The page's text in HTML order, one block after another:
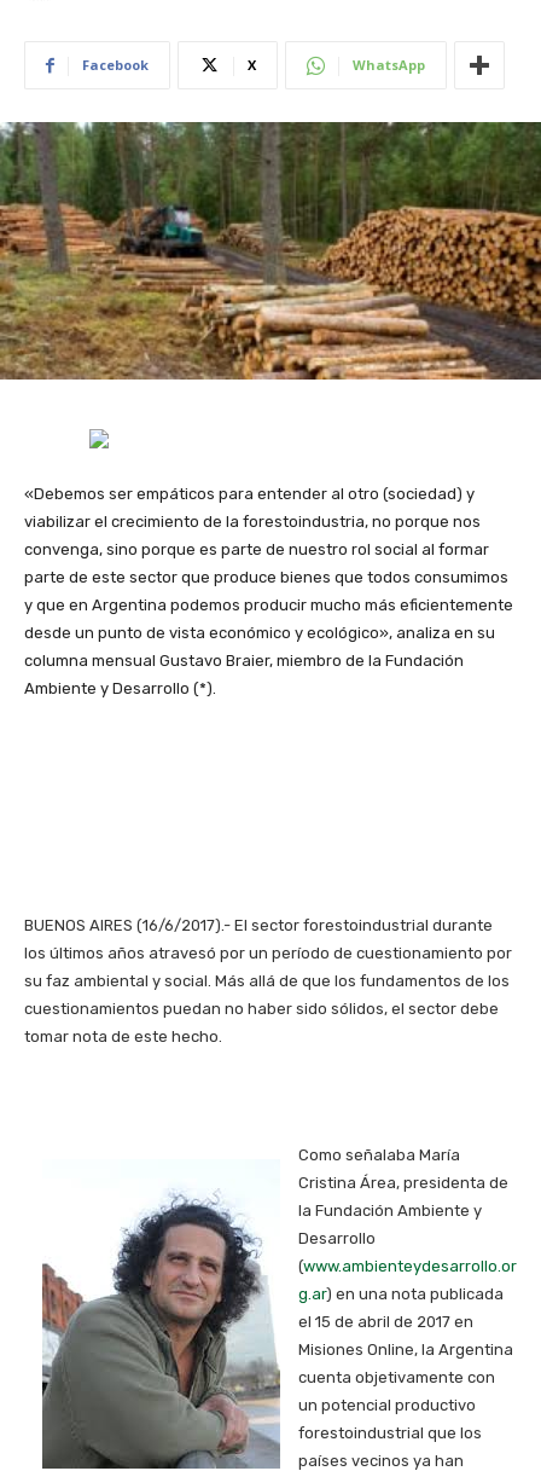
Facebook X WhatsApp
«Debemos ser empáticos para entender al otro (sociedad) y
viabilizar el crecimiento de la forestoindustria, no porque nos
convenga, sino porque es parte de nuestro rol social al formar
parte de este sector que produce bienes que todos consumimos
y que en Argentina podemos producir mucho más eficientemente
desde un punto de vista económico y ecológico», analiza en su
columna mensual Gustavo Braier, miembro de la Fundación
Ambiente y Desarrollo (*).
BUENOS AIRES (16/6/2017).- El sector forestoindustrial durante
los últimos años atravesó por un período de cuestionamiento por
su faz ambiental y social. Más allá de que los fundamentos de los
cuestionamientos puedan no haber sido sólidos, el sector debe
tomar nota de este hecho.
Como señalaba María
Cristina Área, presidenta de
la Fundación Ambiente y
Desarrollo
(www.ambienteydesarrollo.or
g.ar) en una nota publicada
el 15 de abril de 2017 en
Misiones Online, la Argentina
cuenta objetivamente con
un potencial productivo
forestoindustrial que los
países vecinos ya han